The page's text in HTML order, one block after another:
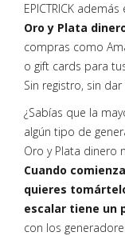
EPICTRICK
Oro y Plata
compras como
o gift cards para
Sin registro, sin
¿Sabías que la
algún tipo de
Oro y Plata dinero
Cuando
quieres
escalar tiene un
con los